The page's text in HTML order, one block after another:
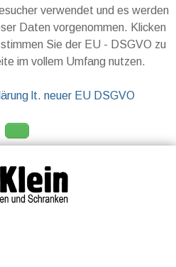
verwendet und es werden
Daten vorgenommen. Klicken
Sie der EU - DSGVO zu
im vollem Umfang nutzen.
lt. neuer EU DSGVO